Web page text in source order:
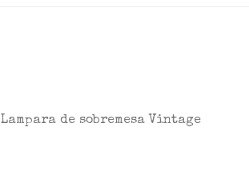
Lampara de sobremesa Vintage